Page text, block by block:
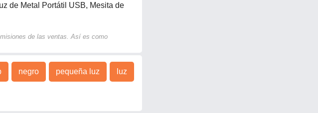
de Metal Portátil USB, Mesita de
de las ventas. Así es como
negro pequeña luz luz